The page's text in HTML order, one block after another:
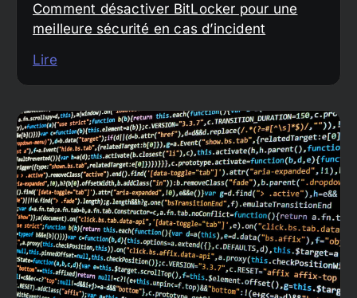
Comment désactiver BitLocker pour une
meilleure sécurité en cas d’incident
Lire